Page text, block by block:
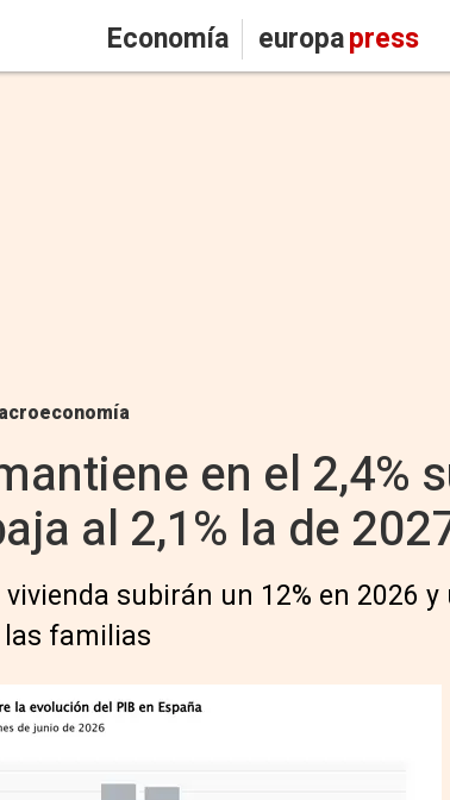
Economía europapress
en el 2,4%
al 2,1% la de
subirán un 12% en 2026
familias